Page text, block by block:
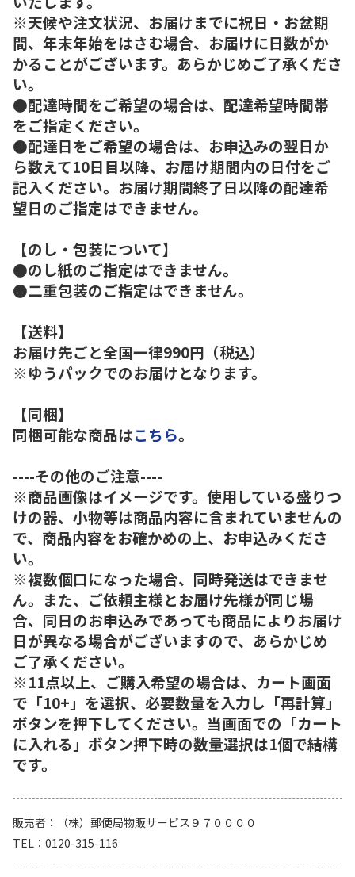
※天候や注文状況、お届けまでに祝日・お盆期
間、年末年始をはさむ場合、お届けに日数がか
かることがございます。あらかじめご了承くださ
い。
●配達時間をご希望の場合は、配達希望時間帯
をご指定ください。
●配達日をご希望の場合は、お申込みの翌日か
ら数えて10日目以降、お届け期間内の日付をご
記入ください。お届け期間終了日以降の配達希
望日のご指定はできません。
【のし・包装について】
●のし紙のご指定はできません。
●二重包装のご指定はできません。
【送料】
お届け先ごと全国一律990円（税込）
※ゆうパックでのお届けとなります。
【同梱】
同梱可能な商品はこちら。
----その他のご注意----
※商品画像はイメージです。使用している盛りつ
けの器、小物等は商品内容に含まれていませんの
で、商品内容をお確かめの上、お申込みくださ
い。
※複数個口になった場合、同時発送はできませ
ん。また、ご依頼主様とお届け先様が同じ場
合、同日のお申込みであっても商品によりお届け
日が異なる場合がございますので、あらかじめ
ご了承ください。
※11点以上、ご購入希望の場合は、カート画面
で「10+」を選択、必要数量を入力し「再計算」
ボタンを押下してください。当画面での「カート
に入れる」ボタン押下時の数量選択は1個で結構
です。
販売者
（株）郵便局物販サービス９７００００
TEL
0120-315-116